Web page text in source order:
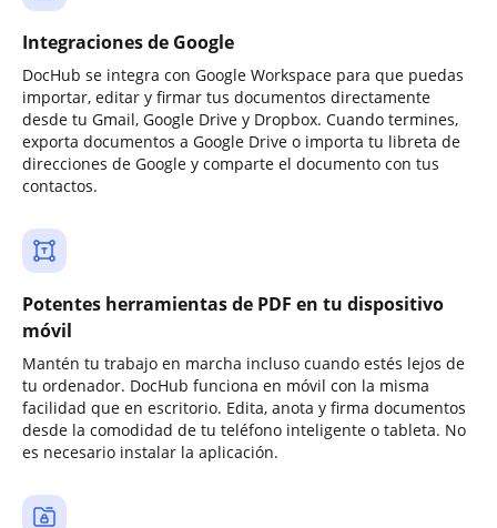
Integraciones de Google
DocHub se integra con Google Workspace para que puedas
importar, editar y firmar tus documentos directamente
desde tu Gmail, Google Drive y Dropbox. Cuando termines,
exporta documentos a Google Drive o importa tu libreta de
direcciones de Google y comparte el documento con tus
contactos.
Potentes herramientas de PDF en tu dispositivo
móvil
Mantén tu trabajo en marcha incluso cuando estés lejos de
tu ordenador. DocHub funciona en móvil con la misma
facilidad que en escritorio. Edita, anota y firma documentos
desde la comodidad de tu teléfono inteligente o tableta. No
es necesario instalar la aplicación.